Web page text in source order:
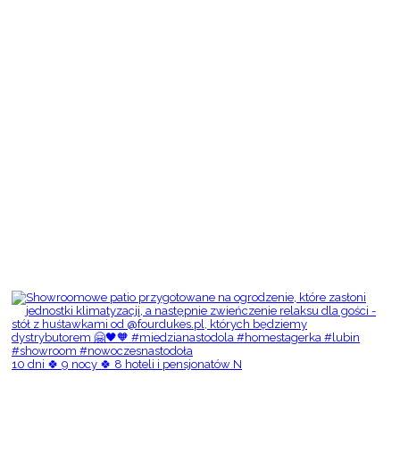
10 dni 🍀 9 nocy 🍀 8 hoteli i pensjonatów N